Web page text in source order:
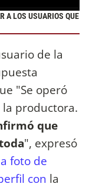
A LOS USUARIOS QUE
de la
"Se operó
productora.
que
", expresó
foto de
con la